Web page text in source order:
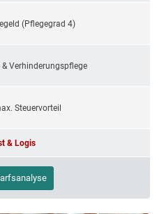
(Pflegegrad 4)
Verhinderungspflege
Steuervorteil
& Logis